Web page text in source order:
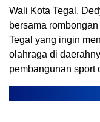
Wali Kota Tegal,
bersama
Tegal yang ingin
olahraga di
pembangunan sport